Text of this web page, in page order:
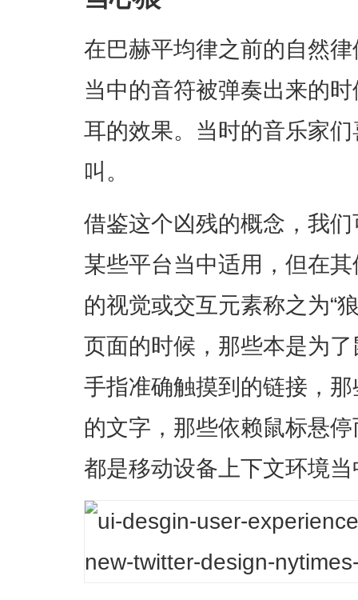
在巴赫平均律之前的自然
当中的音符被弹奏出来的
耳的效果。当时的音乐家
叫。
借鉴这个凶残的概念，我
某些平台当中适用，但在
的视觉或交互元素称之为“
页面的时候，那些本是为
手指准确触摸到的链接，
的文字，那些依赖鼠标悬
都是移动设备上下文环境